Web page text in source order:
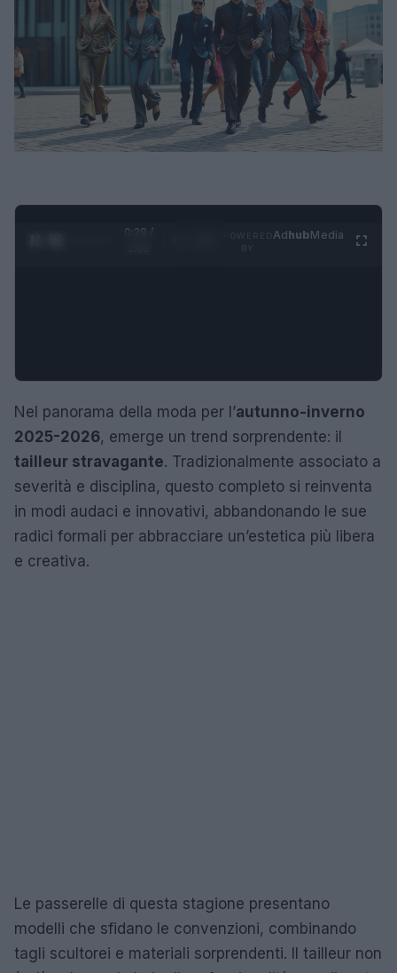
0:29 /
AdhubMedia
Nel panorama della moda per l’autunno-inverno
2025-2026, emerge un trend sorprendente: il
tailleur stravagante. Tradizionalmente associato a
severità e disciplina, questo completo si reinventa
in modi audaci e innovativi, abbandonando le sue
radici formali per abbracciare un’estetica più libera
e creativa.
Le passerelle di questa stagione presentano
modelli che sfidano le convenzioni, combinando
tagli scultorei e materiali sorprendenti. Il tailleur non